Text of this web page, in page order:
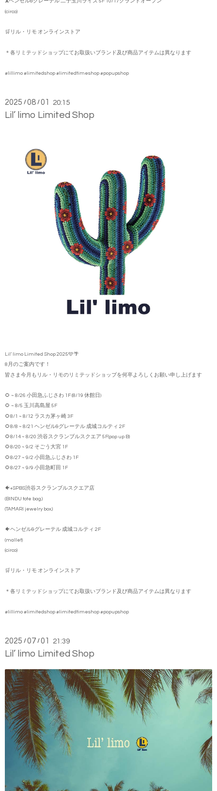
(circo)
🛒リル・リモ オンラインストア
＊各リミテッドショップにてお取扱いブランド及び商品アイテムは異なります
#lillimo #limitedshop #limitedtimeshop #popupshop
2025 /08 /01 20:15
Lil’ limo Limited Shop
Lil’ limo Limited Shop 2025🩵🌴
8月のご案内です！
皆さま今月もリル・リモのリミテッドショップを何卒よろしくお願い申し上げます
🌻 ~ 8/26 小田急ふじさわ 1F (8/19 休館日)
🌻 ~ 8/5 玉川高島屋 5F
🌻8/1 ~ 8/12 ラスカ茅ヶ崎 3F
🌻8/8 ~ 8/21 ヘンゼル&グレーテル 成城コルティ 2F
🌻8/14 ~ 8/20 渋谷スクランブルスクエア 5F(pop up B)
🌻8/20 ~ 9/2 そごう大宮 1F
🌻8/27 ~ 9/2 小田急ふじさわ 1F
🌻8/27 ~ 9/9 小田急町田 1F
🐠+SPBS渋谷スクランブルスクエア店
(BINDU tote bag.)
(TAMARI jewelry box.)
🐠ヘンゼル&グレーテル 成城コルティ 2F
(mallet)
(circo)
🛒リル・リモ オンラインストア
＊各リミテッドショップにてお取扱いブランド及び商品アイテムは異なります
#lillimo #limitedshop #limitedtimeshop #popupshop
2025 /07 /01 21:39
Lil’ limo Limited Shop